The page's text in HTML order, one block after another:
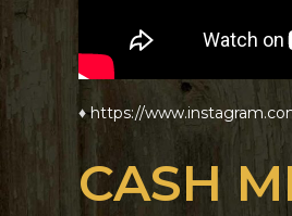
♦https://
CASH